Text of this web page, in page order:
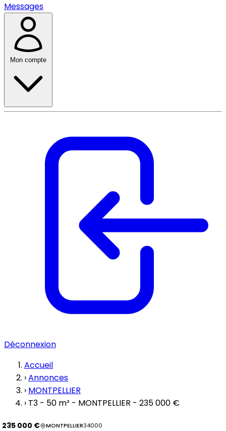
Messages
Mon compte
Déconnexion
Accueil
›Annonces
› MONTPELLIER
› T3 - 50 m² - MONTPELLIER - 235 000 €
235 000 € MONTPELLIER34000